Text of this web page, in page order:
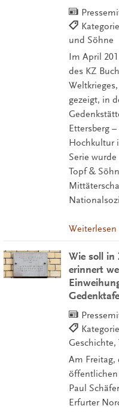
und Söhne
Im April
des KZ
gezeigt, in
Ettersberg
Hochkultur
Serie
Topf &
Weiterlesen
Wie soll in
erinnert
Am Freitag,
Paul
Erfurter